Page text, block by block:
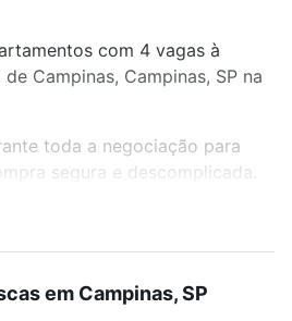
com 4 vagas à
Campinas, Campinas, SP na
toda a negociação para
segura e descomplicada.
você vai encontrar a
com 4 vagas à venda
Agende uma visita presencial
em Campinas, SP